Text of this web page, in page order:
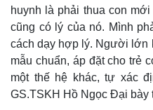
huynh là phải thua con
cũng có lý của nó. Mình
cách dạy hợp lý. Người lớn
mẫu chuẩn, áp đặt cho trẻ
một thế hệ khác, tự xác
GS.TSKH Hồ Ngọc Đại bày